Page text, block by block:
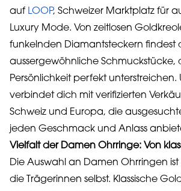
auf LOOP, Schweizer Marktplatz für
Luxury Mode. Von zeitlosen
funkelnden Diamantsteckern findest
aussergewöhnliche Schmuckstücke,
Persönlichkeit perfekt unterstreichen.
verbindet dich mit verifizierten
Schweiz und Europa, die
jeden Geschmack und Anlass
Vielfalt der Damen Ohrringe: Von
Die Auswahl an Damen Ohrringen ist
die Trägerinnen selbst. Klassische